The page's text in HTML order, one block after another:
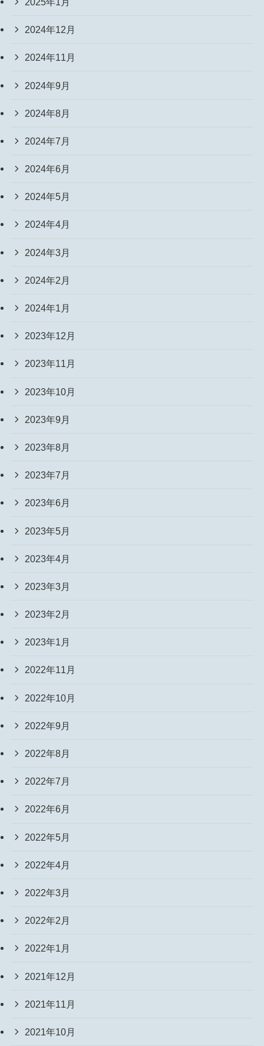
2024年12月
2024年11月
2024年9月
2024年8月
2024年7月
2024年6月
2024年5月
2024年4月
2024年3月
2024年2月
2024年1月
2023年12月
2023年11月
2023年10月
2023年9月
2023年8月
2023年7月
2023年6月
2023年5月
2023年4月
2023年3月
2023年2月
2023年1月
2022年11月
2022年10月
2022年9月
2022年8月
2022年7月
2022年6月
2022年5月
2022年4月
2022年3月
2022年2月
2022年1月
2021年12月
2021年11月
2021年10月